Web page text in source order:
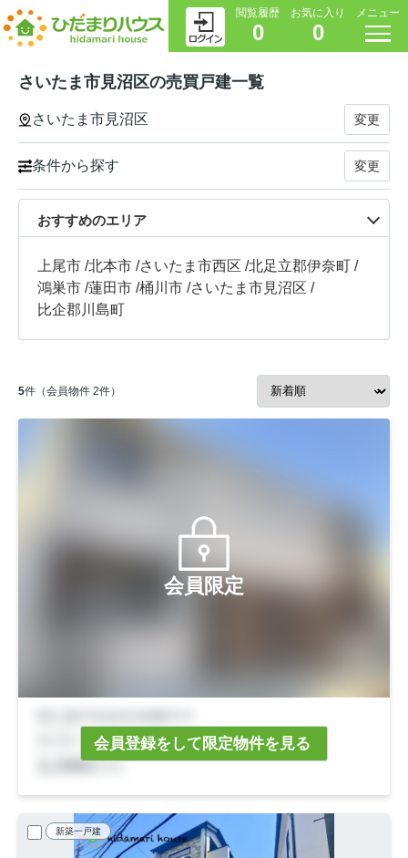
閲覧履歴
0
お気に入り
0
メニュー
さいたま市見沼区の売買戸建一覧
さいたま市見沼区 変更
条件から探す 変更
おすすめのエリア
上尾市 /北本市 /さいたま市西区 /北足立郡伊奈町 /
鴻巣市 /蓮田市 /桶川市 /さいたま市見沼区 /
比企郡川島町
5件（会員物件 2件）
会員限定
会員登録をして限定物件を見る
新築一戸建